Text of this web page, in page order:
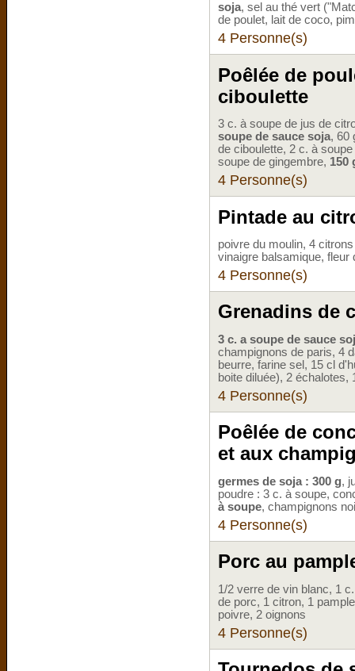
soja, sel au thé vert
de poulet, lait de coco,
4 Personne(s)
Poêlée de
ciboulette
3 c. à soupe de jus de
soupe de sauce soja, 60
de ciboulette, 2 c. à
soupe de gingembre, 150
4 Personne(s)
Pintade au
poivre du moulin, 4
vinaigre balsamique, fleur
4 Personne(s)
Grenadins de
3 c. a soupe de sauce
champignons de paris, 4
beurre, farine sel, 15 cl
boite diluée), 2 échalotes,
4 Personne(s)
Poêlée de
et aux
germes de soja : 300 g,
poudre : 3 c. à soupe,
à soupe, champignons
4 Personne(s)
Porc au
1/2 verre de vin blanc, 1
de porc, 1 citron, 1
poivre, 2 oignons
4 Personne(s)